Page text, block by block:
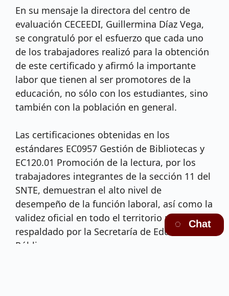
En su mensaje la directora del centro de
evaluación CECEEDI, Guillermina Díaz Vega,
se congratuló por el esfuerzo que cada uno
de los trabajadores realizó para la obtención
de este certificado y afirmó la importante
labor que tienen al ser promotores de la
educación, no sólo con los estudiantes, sino
también con la población en general.
Las certificaciones obtenidas en los
estándares EC0957 Gestión de Bibliotecas y
EC120.01 Promoción de la lectura, por los
trabajadores integrantes de la sección 11 del
SNTE, demuestran el alto nivel de
desempeño de la función laboral, así como la
validez oficial en todo el territorio nacional
respaldado por la Secretaría de Educación
Pública.
Chat